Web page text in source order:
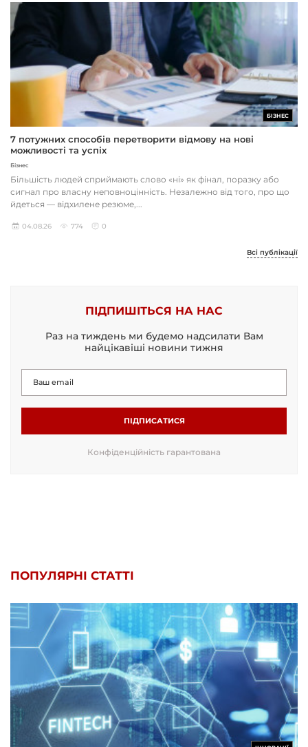
БІЗНЕС
7 потужних способів перетворити відмову на нові
можливості та успіх
Бізнес
Більшість людей сприймають слово «ні» як фінал, поразку або
сигнал про власну неповноцінність. Незалежно від того, про що
йдеться — відхилене резюме,...
04.08.26 774 0
Всі публікації
ПІДПИШІТЬСЯ НА НАС
Раз на тиждень ми будемо надсилати Вам
найцікавіші новини тижня
ПІДПИСАТИСЯ
Конфіденційність гарантована
ПОПУЛЯРНІ СТАТТІ